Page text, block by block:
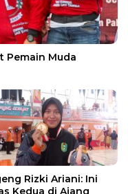
Pemain Muda
Rizki Ariani: Ini
Kedua di Ajang